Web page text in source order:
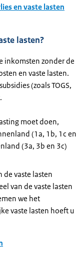
en vaste lasten
lasten?
inkomsten zonder de
en vaste lasten.
(zoals TOGS,
moet doen,
(1a, 1b, 1c en
(3a, 3b en 3c)
de vaste lasten
van de vaste lasten
we het
vaste lasten hoeft u